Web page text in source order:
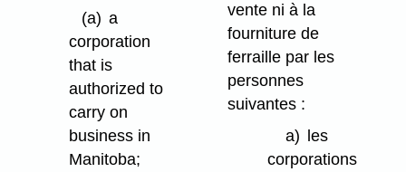
(a) a
corporation
that is
authorized to
carry on
business in
Manitoba;
vente ni à la
fourniture de
ferraille par les
personnes
suivantes :
a) les
corporations